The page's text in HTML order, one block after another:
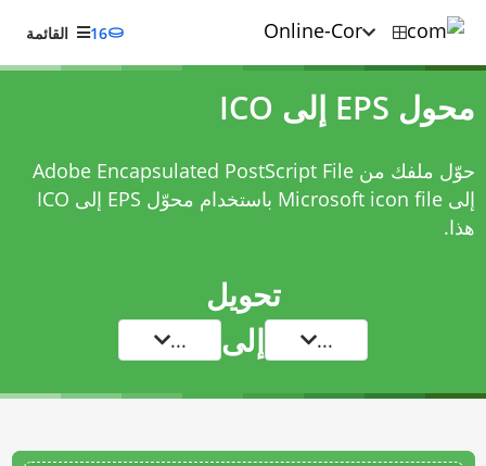
16 القائمة
محول EPS إلى ICO
حوّل ملفك من Adobe Encapsulated PostScript File
إلى Microsoft icon file باستخدام
محوّل EPS إلى ICO
هذا.
تحويل
... إلى ...